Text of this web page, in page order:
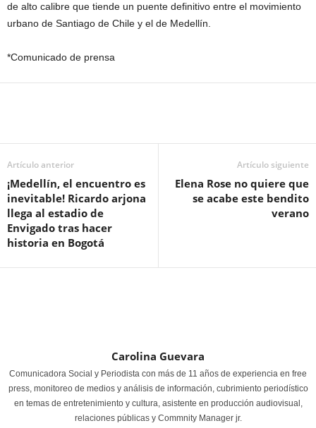
de alto calibre que tiende un puente definitivo entre el movimiento
urbano de Santiago de Chile y el de Medellín.
*Comunicado de prensa
Artículo anterior
¡Medellín, el encuentro es
inevitable! Ricardo arjona
llega al estadio de
Envigado tras hacer
historia en Bogotá
Artículo siguiente
Elena Rose no quiere que
se acabe este bendito
verano
Carolina Guevara
Comunicadora Social y Periodista con más de 11 años de experiencia en free
press, monitoreo de medios y análisis de información, cubrimiento periodístico
en temas de entretenimiento y cultura, asistente en producción audiovisual,
relaciones públicas y Commnity Manager jr.